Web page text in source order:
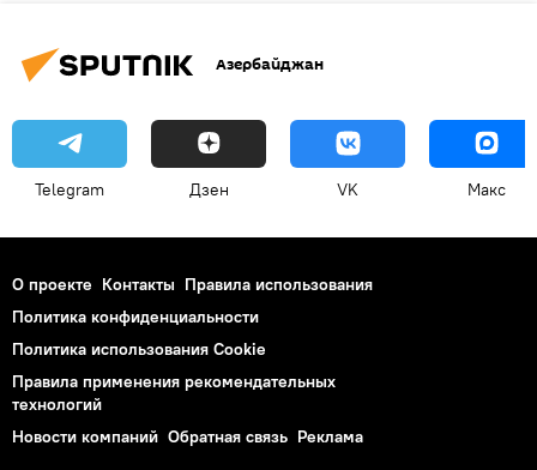
Азербайджан
Telegram Дзен VK Макс
О проекте Контакты Правила использования
Политика конфиденциальности
Политика использования Cookie
Правила применения рекомендательных
технологий
Новости компаний Обратная связь Реклама